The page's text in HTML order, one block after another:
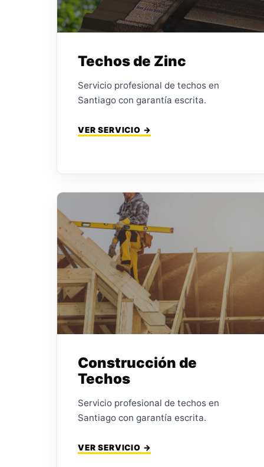
Techos de Zinc
Servicio profesional de techos en
Santiago con garantía escrita.
VER SERVICIO →
Construcción de
Techos
Servicio profesional de techos en
Santiago con garantía escrita.
VER SERVICIO →